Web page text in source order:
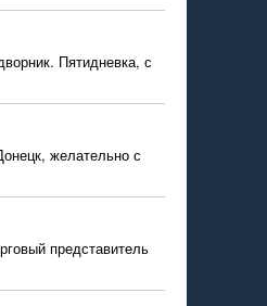
Пятидневка, с
желательно с
представитель